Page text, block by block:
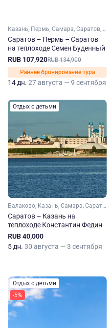
Казань, Пермь, Самара, Саратов, Чайковский, Елабуга, Тетюши, Нижнекамск, Болгар
Саратов – Пермь – Саратов
на теплоходе Семен Буденный
RUB 107,920RUB 134,900
Раннее бронирование тура
14 дн. 27 августа — 9 сентября
Отдых с детьми
Балаково, Казань, Самара, Саратов, Ульяновск
Саратов – Казань на
теплоходе Константин Федин
RUB 40,000
5 дн. 30 августа — 3 сентября
Отдых с детьми
-5%